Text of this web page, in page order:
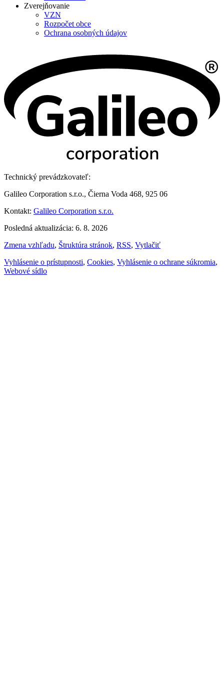
Zverejňovanie
VZN
Rozpočet obce
Ochrana osobných údajov
Technický prevádzkovateľ:
Galileo Corporation s.r.o., Čierna Voda 468, 925 06
Kontakt: Galileo Corporation s.r.o.
Posledná aktualizácia: 6. 8. 2026
Zmena vzhľadu, Štruktúra stránok, RSS, Vytlačiť
Vyhlásenie o prístupnosti, Cookies, Vyhlásenie o ochrane súkromia,
Webové sídlo